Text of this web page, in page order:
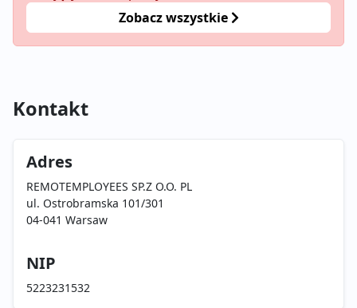
Zobacz wszystkie
Kontakt
Adres
REMOTEMPLOYEES SP.Z O.O. PL
ul. Ostrobramska 101/301
04-041 Warsaw
NIP
5223231532